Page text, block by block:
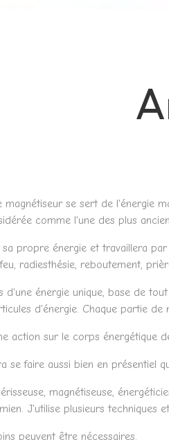
magnétiseur se sert de l'énergie
comme l'une des plus
propre énergie et travaillera
radiesthésie, reboutement,
d'une énergie unique, base de
d'énergie. Chaque partie
action sur le corps énergétique
se faire aussi bien en présentiel
magnétiseuse,
J'utilise plusieurs techniques
peuvent être nécessaires.